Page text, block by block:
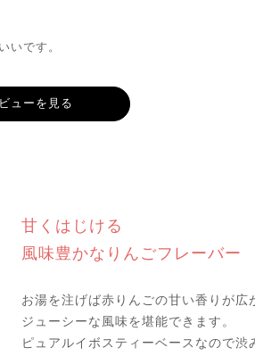
いです。
ューを見る
甘くはじける
風味豊かなりんごフレーバー
お湯を注げば赤りんごの甘い香りが広
ジューシーな風味を堪能できます。
ピュアルイボスティーベースなので渋